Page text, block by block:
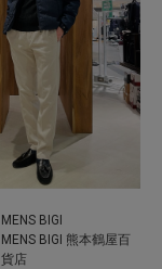
MENS BIGI
MENS BIGI 熊本鶴屋百
貨店